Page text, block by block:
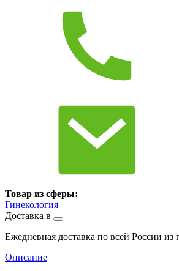
Товар из сферы:
Гинекология
Доставка в
Ежедневная доставка по всей России из
Описание